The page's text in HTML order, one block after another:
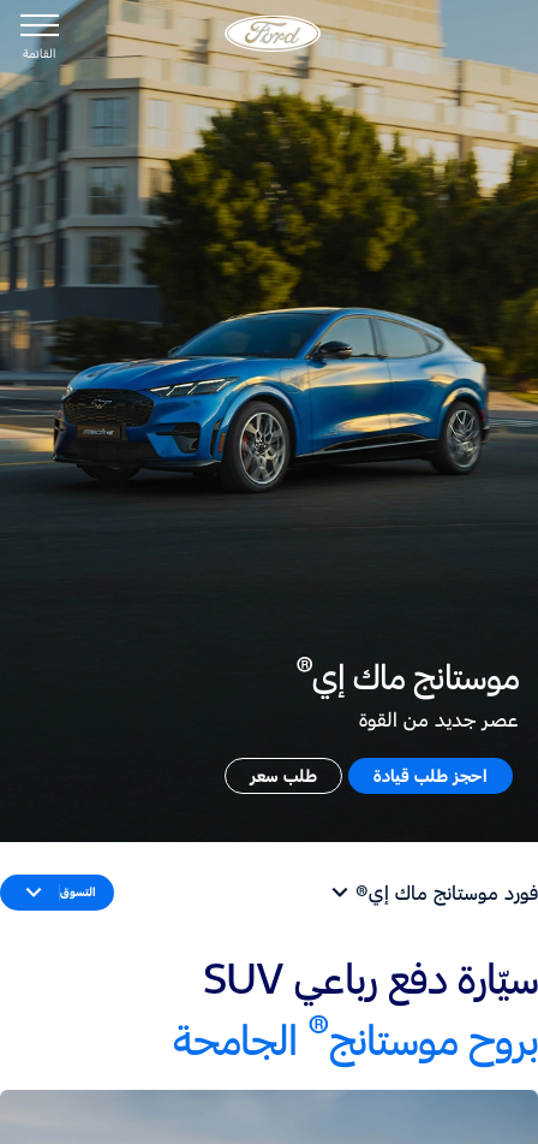
القائمة
موستانج ماك إي®
عصر جديد من القوة
احجز طلب قيادة طلب سعر
فورد موستانج ماك إي® التسوق
سيّارة دفع رباعي SUV
بروح موستانج® الجامحة